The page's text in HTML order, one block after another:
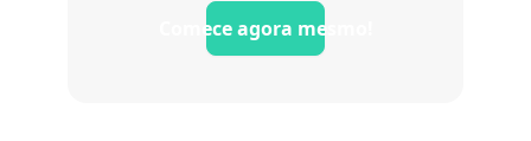
Comece agora mesmo!